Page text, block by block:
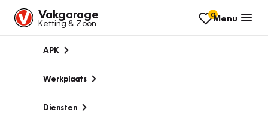
Vakgarage
Ketting & Zoon
0Menu
APK
Werkplaats
Diensten